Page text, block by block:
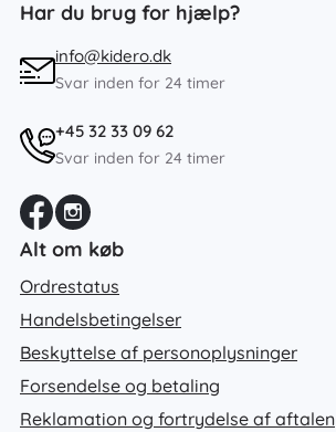
Har du brug for hjælp?
info@kidero.dk
Svar inden for 24 timer
+45 32 33 09 62
Svar inden for 24 timer
Alt om køb
Ordrestatus
Handelsbetingelser
Beskyttelse af personoplysninger
Forsendelse og betaling
Reklamation og fortrydelse af aftalen